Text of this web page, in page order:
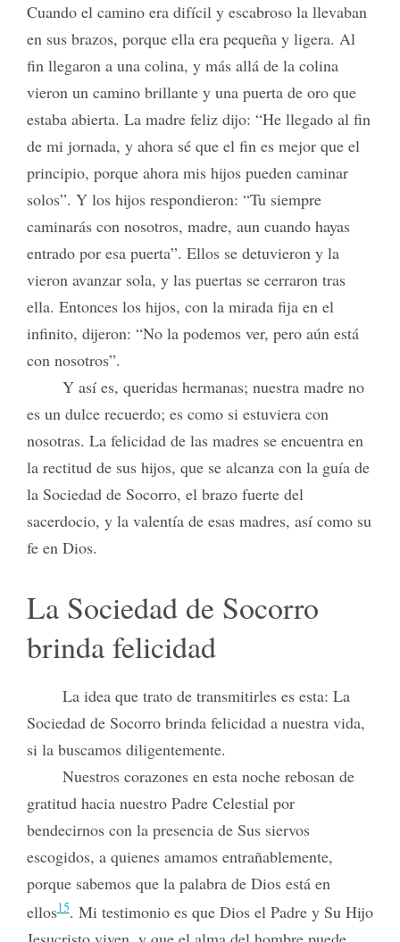
Cuando el camino era difícil y escabroso la llevaban
en sus brazos, porque ella era pequeña y ligera. Al
fin llegaron a una colina, y más allá de la colina
vieron un camino brillante y una puerta de oro que
estaba abierta. La madre feliz dijo: “He llegado al fin
de mi jornada, y ahora sé que el fin es mejor que el
principio, porque ahora mis hijos pueden caminar
solos”. Y los hijos respondieron: “Tu siempre
caminarás con nosotros, madre, aun cuando hayas
entrado por esa puerta”. Ellos se detuvieron y la
vieron avanzar sola, y las puertas se cerraron tras
ella. Entonces los hijos, con la mirada fija en el
infinito, dijeron: “No la podemos ver, pero aún está
con nosotros”.
Y así es, queridas hermanas; nuestra madre no
es un dulce recuerdo; es como si estuviera con
nosotras. La felicidad de las madres se encuentra en
la rectitud de sus hijos, que se alcanza con la guía de
la Sociedad de Socorro, el brazo fuerte del
sacerdocio, y la valentía de esas madres, así como su
fe en Dios.
La Sociedad de Socorro
brinda felicidad
La idea que trato de transmitirles es esta: La
Sociedad de Socorro brinda felicidad a nuestra vida,
si la buscamos diligentemente.
Nuestros corazones en esta noche rebosan de
gratitud hacia nuestro Padre Celestial por
bendecirnos con la presencia de Sus siervos
escogidos, a quienes amamos entrañablemente,
porque sabemos que la palabra de Dios está en
ellos15. Mi testimonio es que Dios el Padre y Su Hijo